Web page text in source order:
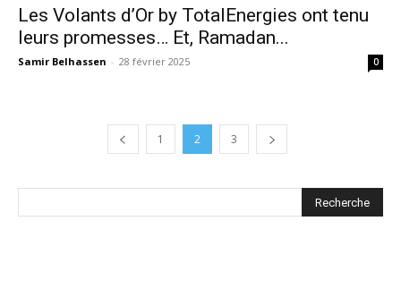
Les Volants d’Or by TotalEnergies ont tenu
leurs promesses… Et, Ramadan...
Samir Belhassen - 28 février 2025 0
1 2 3